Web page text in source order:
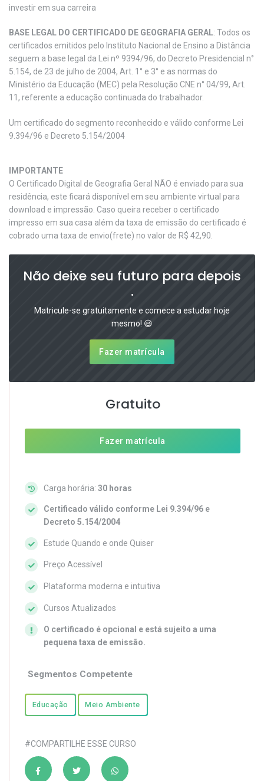
investir em sua carreira
BASE LEGAL DO CERTIFICADO DE GEOGRAFIA GERAL: Todos os
certificados emitidos pelo Instituto Nacional de Ensino a Distância
seguem a base legal da Lei nº 9394/96, do Decreto Presidencial n°
5.154, de 23 de julho de 2004, Art. 1° e 3° e as normas do
Ministério da Educação (MEC) pela Resolução CNE n° 04/99, Art.
11, referente a educação continuada do trabalhador.
Um certificado do segmento reconhecido e válido conforme Lei
9.394/96 e Decreto 5.154/2004
IMPORTANTE
O Certificado Digital de Geografia Geral NÃO é enviado para sua
residência, este ficará disponível em seu ambiente virtual para
download e impressão. Caso queira receber o certificado
impresso em sua casa além da taxa de emissão do certificado é
cobrado uma taxa de envio(frete) no valor de R$ 42,90.
Não deixe seu futuro para depois
.
Matricule-se gratuitamente e comece a estudar hoje
mesmo! 😃
Fazer matrícula
Gratuito
Fazer matrícula
Carga horária: 30 horas
Certificado válido conforme Lei 9.394/96 e
Decreto 5.154/2004
Estude Quando e onde Quiser
Preço Acessível
Plataforma moderna e intuitiva
Cursos Atualizados
O certificado é opcional e está sujeito a uma
pequena taxa de emissão.
Segmentos Competente
Educação Meio Ambiente
#COMPARTILHE ESSE CURSO